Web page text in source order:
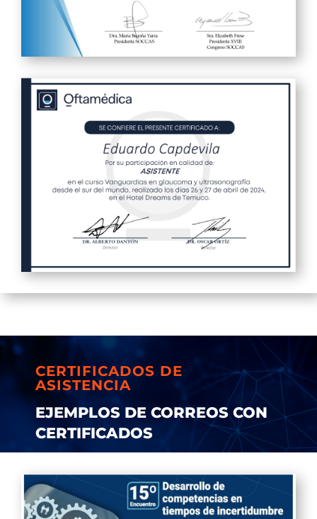
CERTIFICADOS DE
ASISTENCIA
EJEMPLOS DE CORREOS CON
CERTIFICADOS